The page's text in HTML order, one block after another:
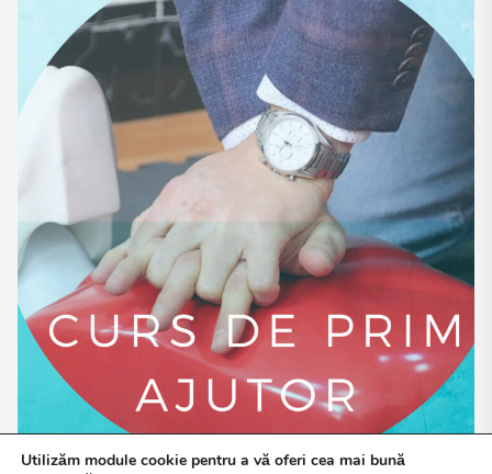
Utilizăm module cookie pentru a vă oferi cea mai bună